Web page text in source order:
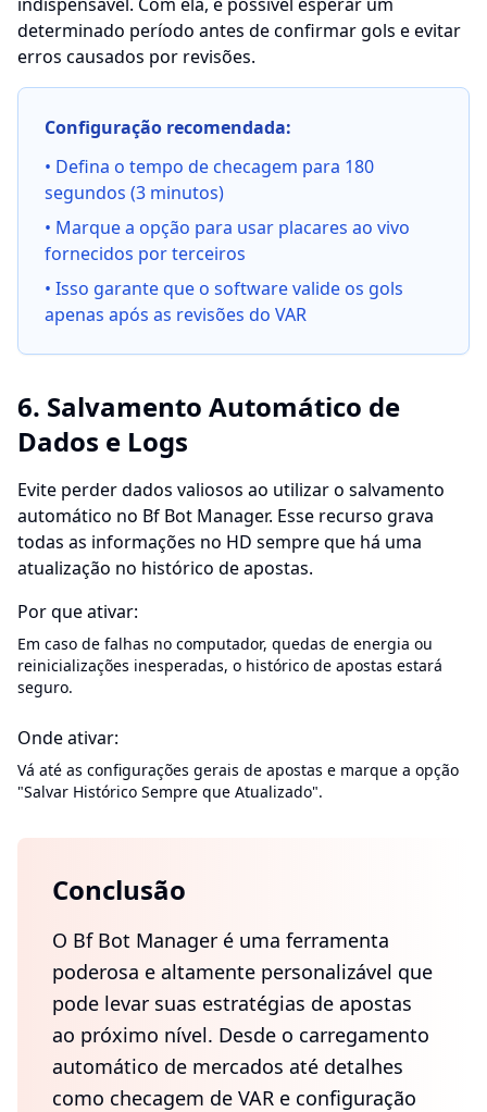
determinado período antes de confirmar gols e evitar
erros causados por revisões.
Configuração recomendada:
• Defina o tempo de checagem para 180
segundos (3 minutos)
• Marque a opção para usar placares ao vivo
fornecidos por terceiros
• Isso garante que o software valide os gols
apenas após as revisões do VAR
6. Salvamento Automático de
Dados e Logs
Evite perder dados valiosos ao utilizar o salvamento
automático no Bf Bot Manager. Esse recurso grava
todas as informações no HD sempre que há uma
atualização no histórico de apostas.
Por que ativar:
Em caso de falhas no computador, quedas de energia ou
reinicializações inesperadas, o histórico de apostas estará
seguro.
Onde ativar:
Vá até as configurações gerais de apostas e marque a opção
"Salvar Histórico Sempre que Atualizado".
Conclusão
O Bf Bot Manager é uma ferramenta
poderosa e altamente personalizável que
pode levar suas estratégias de apostas
ao próximo nível. Desde o carregamento
automático de mercados até detalhes
como checagem de VAR e configuração